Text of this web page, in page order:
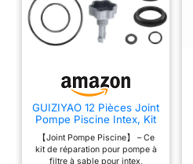
GUIZIYAO 12 Pièces Joint
Pompe Piscine Intex, Kit
Réparation Piscine,
Pompes À Filtre À Sable
Intex Pièces De
【Joint Pompe Piscine】 – Ce
kit de réparation pour pompe à
filtre à sable pour intex,